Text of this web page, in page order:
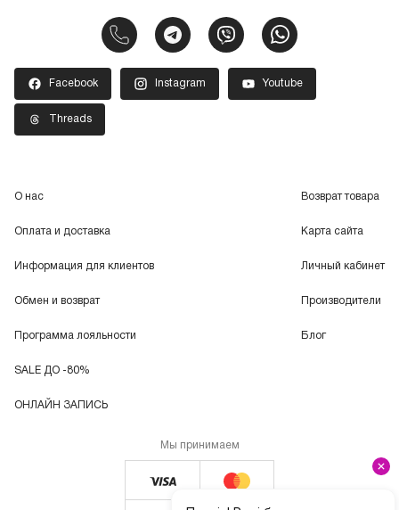
Facebook Instagram Youtube
Threads
О нас
Оплата и доставка
Информация для клиентов
Обмен и возврат
Программа лояльности
SALE ДО -80%
ОНЛАЙН ЗАПИСЬ
Возврат товара
Карта сайта
Личный кабинет
Производители
Блог
Мы принимаем